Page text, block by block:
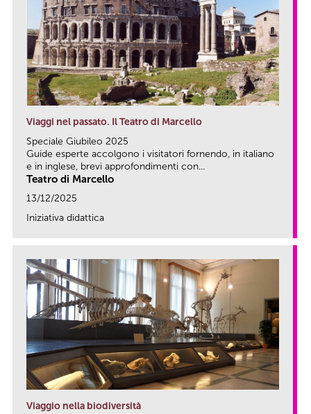
Viaggi nel passato. Il Teatro di Marcello
Speciale Giubileo 2025
Guide esperte accolgono i visitatori fornendo, in italiano
e in inglese, brevi approfondimenti con...
Teatro di Marcello
13/12/2025
Iniziativa didattica
Viaggio nella biodiversità